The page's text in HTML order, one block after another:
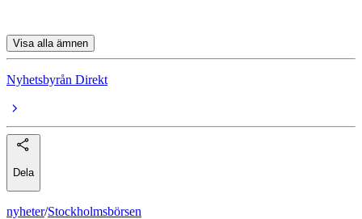
Visa alla ämnen
Nyhetsbyrån Direkt
Dela
nyheter/Stockholmsbörsen